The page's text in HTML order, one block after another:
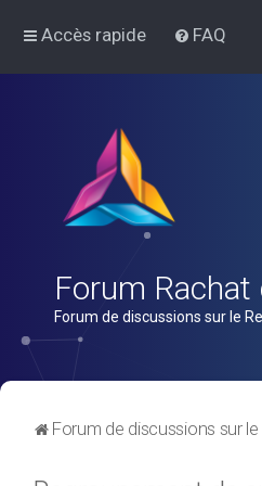
Accès rapide FAQ
Forum
Forum de discussions sur le
Forum de discussions sur